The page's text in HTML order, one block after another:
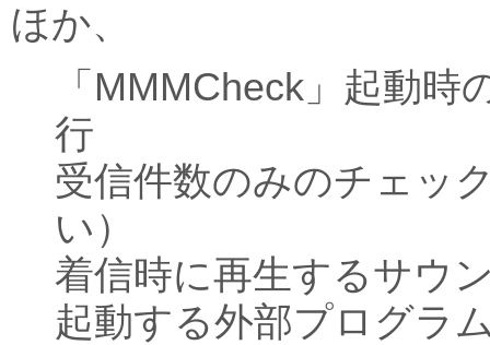
ほか、
「MMMCheck」起動
行
受信件数のみのチェッ
い）
着信時に再生するサウ
起動する外部プログラ